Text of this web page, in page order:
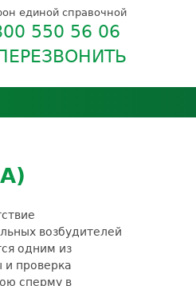
единой справочной
550 56 06
возбудителей
одним из
и проверка
сперму в